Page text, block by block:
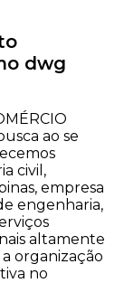
dwg
ao se
civil,
empresa
engenharia,
altamente
organização
no